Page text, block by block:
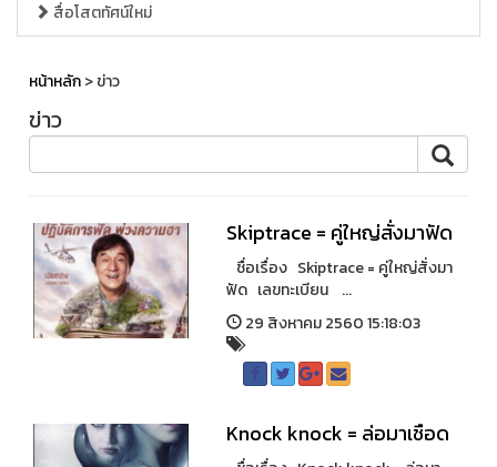
สื่อโสตทัศน์ใหม่
หน้าหลัก> ข่าว
ข่าว
Skiptrace = คู่ใหญ่สั่งมาฟัด
ชื่อเรื่อง Skiptrace = คู่ใหญ่สั่งมา
ฟัด เลขทะเบียน ...
29 สิงหาคม 2560 15:18:03
Knock knock = ล่อมาเชือด